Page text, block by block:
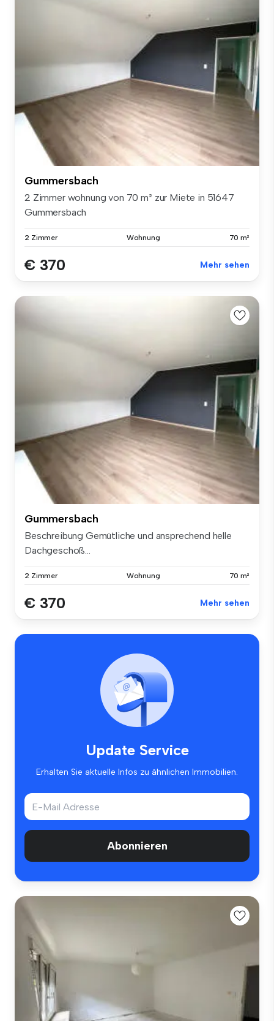
Gummersbach
2 Zimmer wohnung von 70 m² zur Miete in 51647
Gummersbach
2 Zimmer Wohnung 70 m²
€ 370 Mehr sehen
Gummersbach
Beschreibung Gemütliche und ansprechend helle
Dachgeschoß...
2 Zimmer Wohnung 70 m²
€ 370 Mehr sehen
Update Service
Erhalten Sie aktuelle Infos zu ähnlichen Immobilien.
Abonnieren